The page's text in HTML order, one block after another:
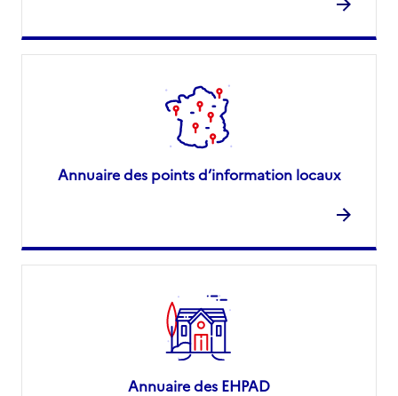
Annuaire des points d’information locaux
Annuaire des EHPAD